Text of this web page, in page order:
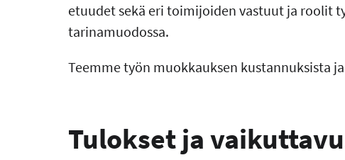
etuudet sekä eri toimijoiden vastuut ja roolit
tarinamuodossa.
Teemme työn muokkauksen kustannuksista
Tulokset ja